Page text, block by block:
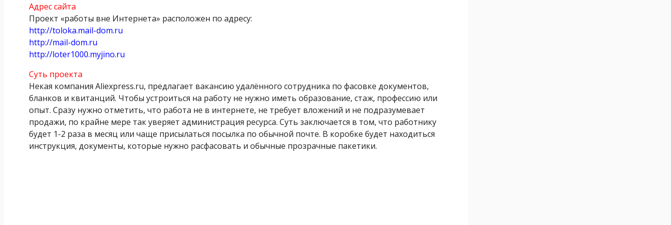
Адрес сайта
Проект «работы вне Интернета» расположен по адресу:
http://toloka.mail-dom.ru
http://mail-dom.ru
http://loter1000.myjino.ru
Суть проекта
Некая компания Aliexpress.ru, предлагает вакансию удалённого сотрудника по фасовке документов,
бланков и квитанций. Чтобы устроиться на работу не нужно иметь образование, стаж, профессию или
опыт. Сразу нужно отметить, что работа не в интернете, не требует вложений и не подразумевает
продажи, по крайне мере так уверяет администрация ресурса. Суть заключается в том, что работнику
будет 1-2 раза в месяц или чаще присылаться посылка по обычной почте. В коробке будет находиться
инструкция, документы, которые нужно расфасовать и обычные прозрачные пакетики.